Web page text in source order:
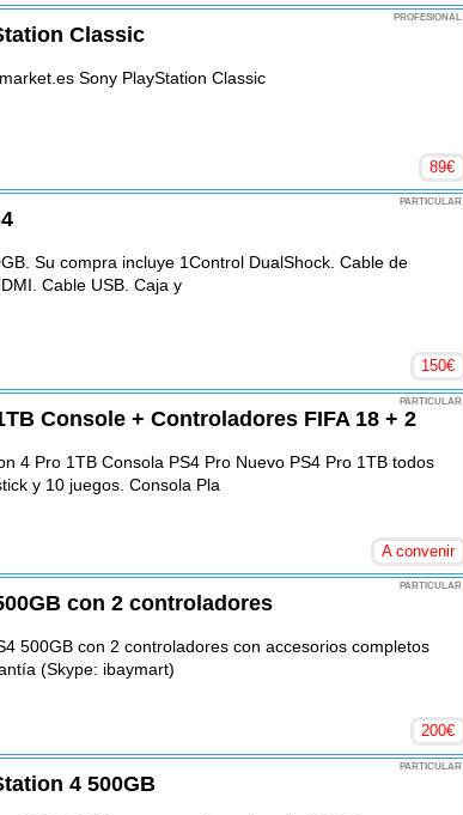
PROFESIONAL
Classic
Sony PlayStation Classic
89€
PARTICULAR
Su compra incluye 1Control DualShock. Cable de
Cable USB. Caja y
150€
PARTICULAR
Console + Controladores FIFA 18 + 2
4 Pro 1TB Consola PS4 Pro Nuevo PS4 Pro 1TB todos
y 10 juegos. Consola Pla
A convenir
PARTICULAR
con 2 controladores
500GB con 2 controladores con accesorios completos
(Skype: ibaymart)
200€
PARTICULAR
4 500GB